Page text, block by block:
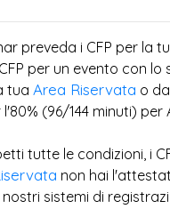
preveda i CFP per la
per un evento con
tua Area Riservata o
(96/144 minuti)
tutte le condizioni, i
non hai
sistemi di